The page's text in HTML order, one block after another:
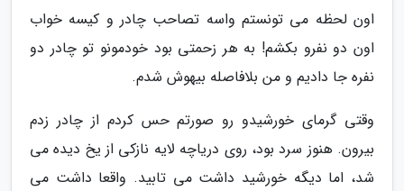
اون لحظه می تونستم واسه تصاحب چادر و کیسه خواب
اون دو نفرو بکشم! به هر زحمتی بود خودمونو تو چادر دو
نفره جا دادیم و من بلافاصله بیهوش شدم.
وقتی گرمای خورشیدو رو صورتم حس کردم از چادر زدم
بیرون. هنوز سرد بود، روی دریاچه لایه نازکی از یخ دیده می
شد، اما دیگه خورشید داشت می تابید. واقعا داشت می